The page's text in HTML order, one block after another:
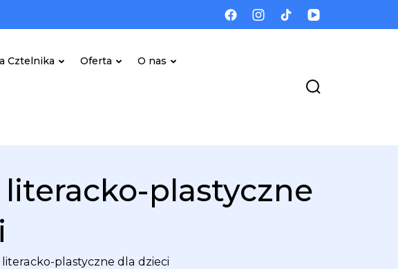
Cztelnika Oferta O nas
literacko-plastyczne
literacko-plastyczne dla dzieci